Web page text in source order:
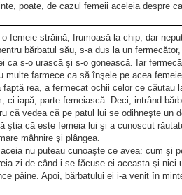
poate, de cazul femeii aceleia despre
femeie străină, frumoasă la chip, dar
bărbatul său, s-a dus la un
s-o urască şi s-o gonească. Iar
farmece ca să înşele pe acea
rea, a fermecat ochii celor ce căutau
iapă, parte femeiască. Deci, intrând
că vedea că pe patul lui se odihneşte un
ştia că este femeia lui şi a cunoscut
mâhnire şi plângea.
nu puteau cunoaşte ce avea: cum şi
zi de când i se făcuse ei aceasta şi nici
pâine. Apoi, bărbatului ei i-a venit în